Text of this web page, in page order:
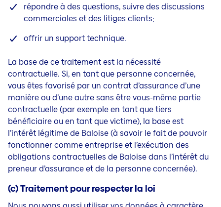
répondre à des questions, suivre des discussions
commerciales et des litiges clients;
offrir un support technique.
La base de ce traitement est la nécessité
contractuelle. Si, en tant que personne concernée,
vous êtes favorisé par un contrat d’assurance d’une
manière ou d’une autre sans être vous-même partie
contractuelle (par exemple en tant que tiers
bénéficiaire ou en tant que victime), la base est
l’intérêt légitime de Baloise (à savoir le fait de pouvoir
fonctionner comme entreprise et l’exécution des
obligations contractuelles de Baloise dans l’intérêt du
preneur d’assurance et de la personne concernée).
(c) Traitement pour respecter la loi